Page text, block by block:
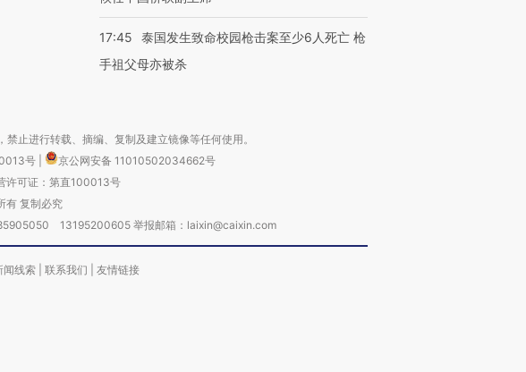
17:45
泰国发生致命校园枪击案至少6人死亡 枪
手祖父母亦被杀
止进行转载、摘编、复制及建立镜像等任何使用。
号
京公网安备 11010502034662号
许可证：第直100013号
有 复制必究
13195200605 举报邮箱：laixin@caixin.com
闻线索 联系我们 友情链接